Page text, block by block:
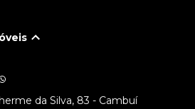
da Silva, 83 - Cambuí